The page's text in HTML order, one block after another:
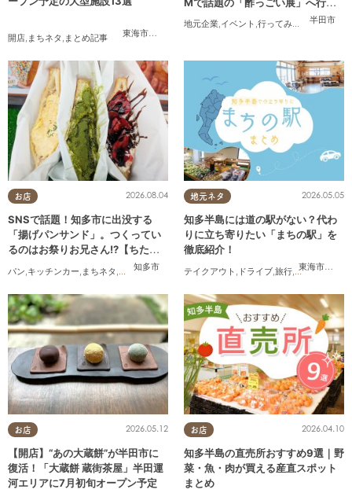
東海市
,大府市
開店 まちネタ まとめ記事
半田市
てみた｜7/25(土)～8/30(日)／ち
たまる広告
地元企業,イベント ,行ってみたレポ ,ちたま
お店
知多市
2026.08.04
SNSで話題！知多市に出没する
「揚げパンサンド」。つくってい
るのはお祭りお兄さん!?【ちたま
パン キッチンカー まちネタ ちたまる調査隊 行ってみたレポ
地元ネタ
東海市
,武豊
2026.05.05
知多半島には道の駅がない？代わ
りに立ち寄りたい「まちの駅」を
徹底紹介！
テイクアウト ドライブ 旅行 観光,自然
お店 2026.05.12
【開店】“あの大蔵餅”が半田市に
復活！「大蔵餅 蔵街茶屋」半田運
河エリアに7月初旬オープン予定
お店 2026.04.10
知多半島の直売所おすすめ9選｜野
菜・魚・肉が買える産直スポット
まとめ